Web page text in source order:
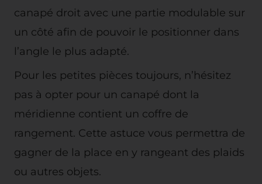
canapé droit avec une partie modulable sur
un côté afin de pouvoir le positionner dans
l’angle le plus adapté.
Pour les petites pièces toujours, n’hésitez
pas à opter pour un canapé dont la
méridienne contient un coffre de
rangement. Cette astuce vous permettra de
gagner de la place en y rangeant des plaids
ou autres objets.